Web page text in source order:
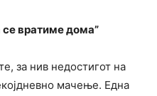
вратиме дома”
за нив недостигот на
мачење. Една